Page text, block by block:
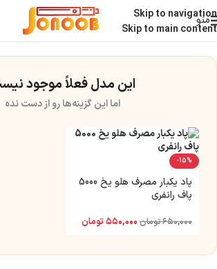
Skip to navigation
Skip to main content
ارسال رایگان برای خرید بالای 3 تومن |
تیپاکس
منو
این مدل فعلاً موجود
اما این گزینه‌ها رو از دست نده
-15%
پاد یکبار مصرف هلو یخ 5000
پاف رانفری
۶۵۰,۰۰۰تومان ۵۵۰,۰۰۰ تومان